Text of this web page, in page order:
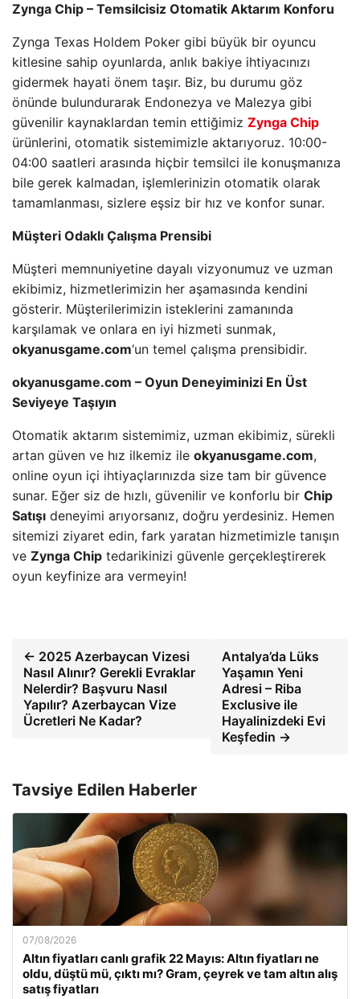
Zynga Chip – Temsilcisiz Otomatik Aktarım Konforu
Zynga Texas Holdem Poker gibi büyük bir oyuncu
kitlesine sahip oyunlarda, anlık bakiye ihtiyacınızı
gidermek hayati önem taşır. Biz, bu durumu göz
önünde bulundurarak Endonezya ve Malezya gibi
güvenilir kaynaklardan temin ettiğimiz Zynga Chip
ürünlerini, otomatik sistemimizle aktarıyoruz. 10:00-
04:00 saatleri arasında hiçbir temsilci ile konuşmanıza
bile gerek kalmadan, işlemlerinizin otomatik olarak
tamamlanması, sizlere eşsiz bir hız ve konfor sunar.
Müşteri Odaklı Çalışma Prensibi
Müşteri memnuniyetine dayalı vizyonumuz ve uzman
ekibimiz, hizmetlerimizin her aşamasında kendini
gösterir. Müşterilerimizin isteklerini zamanında
karşılamak ve onlara en iyi hizmeti sunmak,
okyanusgame.com‘un temel çalışma prensibidir.
okyanusgame.com – Oyun Deneyiminizi En Üst
Seviyeye Taşıyın
Otomatik aktarım sistemimiz, uzman ekibimiz, sürekli
artan güven ve hız ilkemiz ile okyanusgame.com,
online oyun içi ihtiyaçlarınızda size tam bir güvence
sunar. Eğer siz de hızlı, güvenilir ve konforlu bir Chip
Satışı deneyimi arıyorsanız, doğru yerdesiniz. Hemen
sitemizi ziyaret edin, fark yaratan hizmetimizle tanışın
ve Zynga Chip tedarikinizi güvenle gerçekleştirerek
oyun keyfinize ara vermeyin!
← 2025 Azerbaycan Vizesi
Nasıl Alınır? Gerekli Evraklar
Nelerdir? Başvuru Nasıl
Yapılır? Azerbaycan Vize
Ücretleri Ne Kadar?
Antalya’da Lüks
Yaşamın Yeni
Adresi – Riba
Exclusive ile
Hayalinizdeki Evi
Keşfedin →
Tavsiye Edilen Haberler
07/08/2026
Altın fiyatları canlı grafik 22 Mayıs: Altın fiyatları ne
oldu, düştü mü, çıktı mı? Gram, çeyrek ve tam altın alış
satış fiyatları